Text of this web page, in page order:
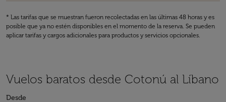
* Las tarifas que se muestran fueron recolectadas en las últimas 48 horas y es
posible que ya no estén disponibles en el momento de la reserva. Se pueden
aplicar tarifas y cargos adicionales para productos y servicios opcionales.
Vuelos baratos desde Cotonú al Líbano
Desde